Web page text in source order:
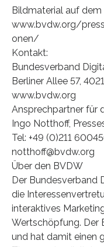
Bildmaterial auf dem
www.bvdw.org/
onen/
Kontakt:
Bundesverband
Berliner Allee 57,
www.bvdw.org
Ansprechpartner für
Ingo Notthoff,
Tel: +49 (0)211
notthoff@bvdw.org
Über den BVDW
Der Bundesverband
die
interaktives
Wertschöpfung. Der
und hat damit einen